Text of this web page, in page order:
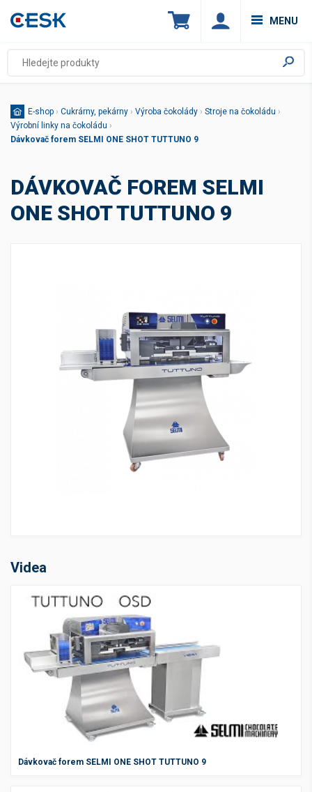
MENU
E-shop › Cukrárny, pekárny › Výroba čokolády › Stroje na čokoládu ›
Výrobní linky na čokoládu ›
Dávkovač forem SELMI ONE SHOT TUTTUNO 9
DÁVKOVAČ FOREM SELMI
ONE SHOT TUTTUNO 9
Videa
Dávkovač forem SELMI ONE SHOT TUTTUNO 9